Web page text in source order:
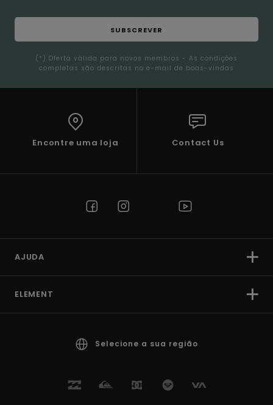
SUBSCREVER
(*) Oferta válida para novos membros - As condições
completas são descritas no e-mail de boas-vindas
Encontre uma loja Contact Us
AJUDA
ELEMENT
Selecione a sua região